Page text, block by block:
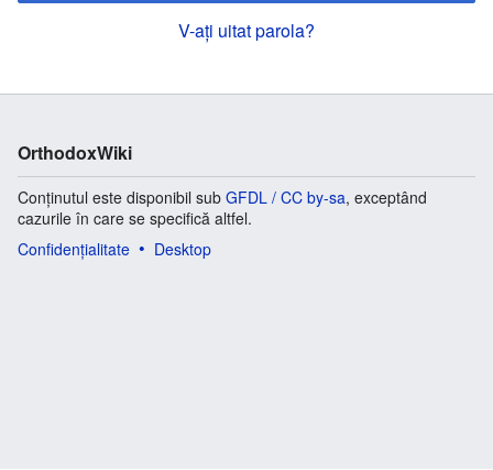
V-ați uitat parola?
OrthodoxWiki
Conținutul este disponibil sub GFDL / CC by-sa, exceptând
cazurile în care se specifică altfel.
Confidențialitate
Desktop